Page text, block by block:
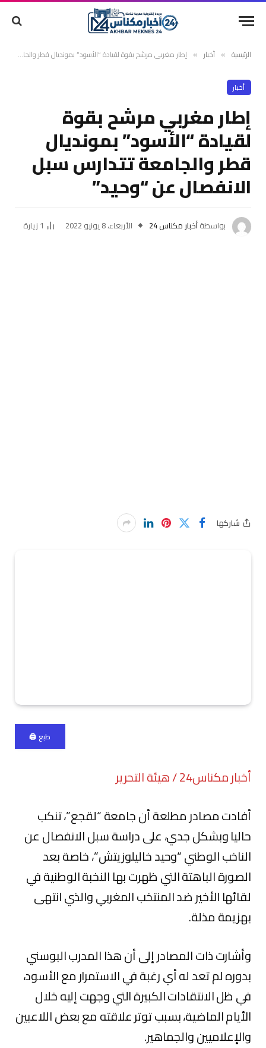
الرئيسية » أخبار » إطار مغربي مرشح بقوة لقيادة “الأسود” بمونديال قطر والجامعة تتدارس سبل الانفصال عن “وحيد”
أخبار
إطار مغربي مرشح بقوة
لقيادة “الأسود” بمونديال
قطر والجامعة تتدارس سبل
الانفصال عن “وحيد”
بواسطةأخبار مكناس 24 الأربعاء، 8 يونيو 2022 1 زيارة
شاركها
طبع 🖨
أخبار مكناس24 / هيئة التحرير
أفادت مصادر مطلعة أن جامعة “لقجع”، تنكب
حاليا وبشكل جدي، على دراسة سبل الانفصال عن
الناخب الوطني “وحيد خاليلوزيتش”، خاصة بعد
الصورة الباهتة التي ظهرت بها النخبة الوطنية في
لقائها الأخير ضد المنتخب المغربي والذي انتهى
بهزيمة مذلة.
وأشارت ذات المصادر إلى أن هذا المدرب البوسني
بدوره لم تعد له أي رغبة في الاستمرار مع الأسود،
في ظل الانتقادات الكبيرة التي وجهت إليه خلال
الأيام الماضية، بسبب توتر علاقته مع بعض اللاعبين
والإعلاميين والجماهير.